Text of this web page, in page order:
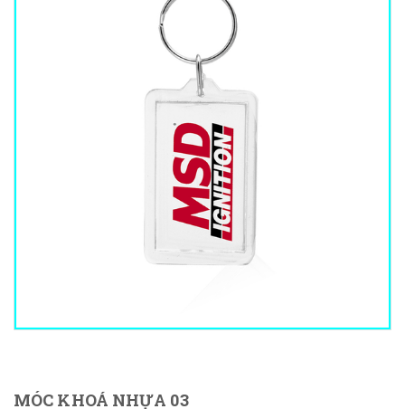
MÓC KHOÁ NHỰA 03